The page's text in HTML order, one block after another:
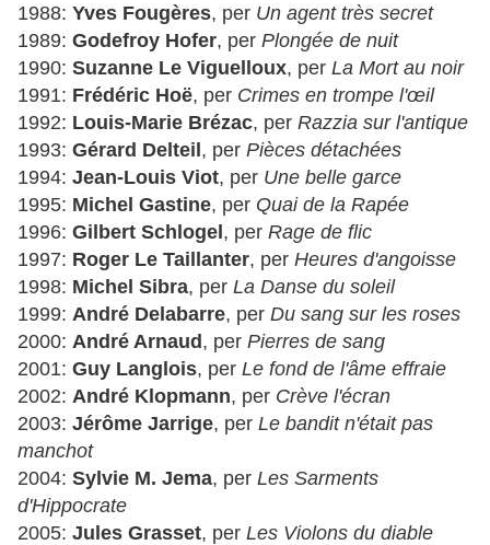
1988: Yves Fougères, per Un agent très secret
1989: Godefroy Hofer, per Plongée de nuit
1990: Suzanne Le Viguelloux, per La Mort au noir
1991: Frédéric Hoë, per Crimes en trompe l'œil
1992: Louis-Marie Brézac, per Razzia sur l'antique
1993: Gérard Delteil, per Pièces détachées
1994: Jean-Louis Viot, per Une belle garce
1995: Michel Gastine, per Quai de la Rapée
1996: Gilbert Schlogel, per Rage de flic
1997: Roger Le Taillanter, per Heures d'angoisse
1998: Michel Sibra, per La Danse du soleil
1999: André Delabarre, per Du sang sur les roses
2000: André Arnaud, per Pierres de sang
2001: Guy Langlois, per Le fond de l'âme effraie
2002: André Klopmann, per Crève l'écran
2003: Jérôme Jarrige, per Le bandit n'était pas
manchot
2004: Sylvie M. Jema, per Les Sarments
d'Hippocrate
2005: Jules Grasset, per Les Violons du diable